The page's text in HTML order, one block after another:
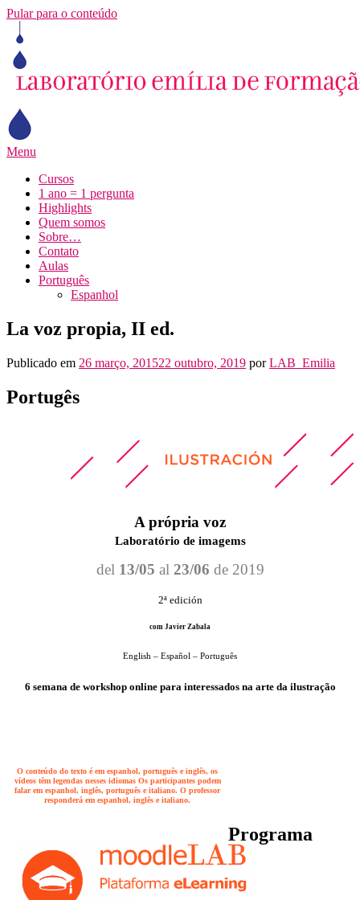
Pular para o conteúdo
Menu
Cursos
1 ano = 1 pergunta
Highlights
Quem somos
Sobre…
Contato
Aulas
Português
Espanhol
La voz propia, II ed.
Publicado em 26 março, 201522 outubro, 2019 porLAB_Emilia
Portugês
A própria voz
Laboratório de imagems
del13/05 al 23/06 de 2019
2ª edición
com Javier Zabala
English – Español – Português
6 semana de workshop online para interessados na arte da ilustração
O conteúdo do texto é em espanhol, português e inglês, os
vídeos têm legendas nesses idiomas Os participantes podem
falar em espanhol, inglês, português e italiano. O professor
responderá em espanhol, inglês e italiano.
Programa